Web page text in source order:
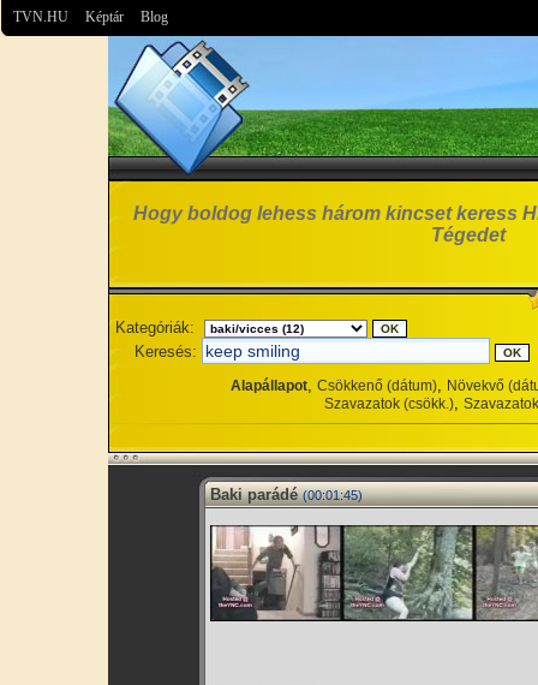
TVN.HU Képtár Blog
Hogy boldog lehess három kincset keress
Tégedet
Kategóriák:
Keresés:
Alapállapot, Csökkenő (dátum), Növekvő
Szavazatok (csökk.),
Baki parádé (00:01:45)